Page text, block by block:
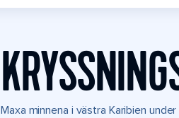
Maxa minnena i västra Karibien